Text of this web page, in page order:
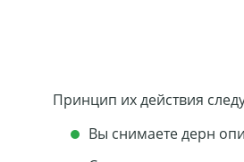
Принцип их действия
Вы снимаете дерн